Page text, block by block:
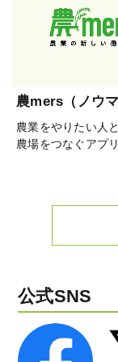
農mers（ノウマ
農業をやりたい人と
農場をつなぐアプリ
公式SNS